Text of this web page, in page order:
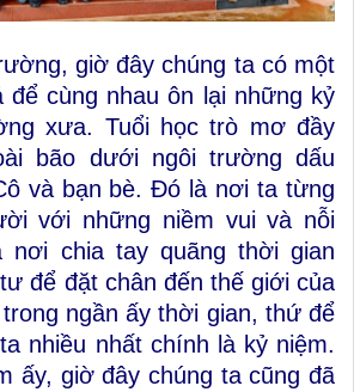
giờ đây chúng ta có một
để cùng nhau ôn lại những kỷ
xưa. Tuổi học trò mơ đầy
bão dưới ngôi trường dấu
ô và bạn bè. Đó là nơi ta từng
với những niềm vui và nỗi
nơi chia tay quãng thời gian
để đặt chân đến thế giới của
ngần ấy thời gian, thứ để
nhiều nhất chính là kỷ niệm.
ấy, giờ đây chúng ta cũng đã